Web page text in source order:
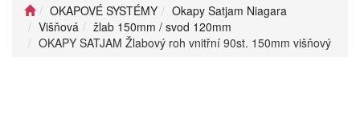
OKAPOVÉ SYSTÉMY
Okapy Satjam Niagara
Višňová
žlab 150mm / svod 120mm
OKAPY SATJAM Žlabový roh vnitřní 90st. 150mm višňový